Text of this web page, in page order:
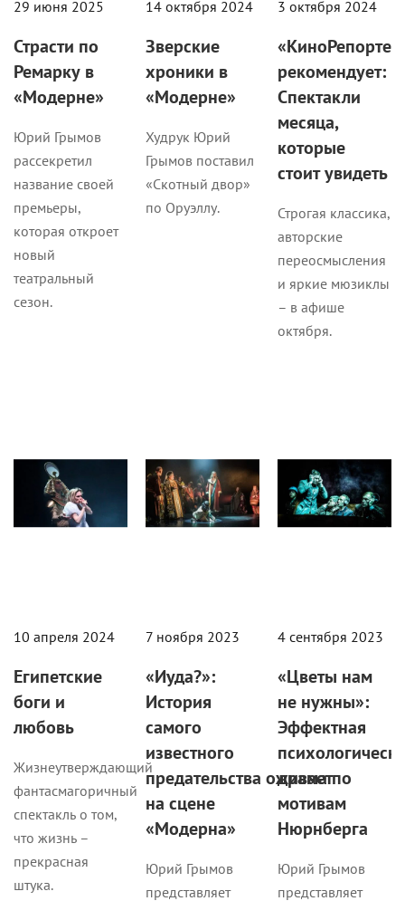
29 июня 2025
Страсти по
Ремарку в
«Модерне»
Юрий Грымов
рассекретил
название своей
премьеры,
которая откроет
новый
театральный
сезон.
14 октября 2024
Зверские
хроники в
«Модерне»
Худрук Юрий
Грымов поставил
«Скотный двор»
по Оруэллу.
3 октября 2024
рекомендует:
Спектакли
месяца,
которые
стоит увидеть
Строгая классика,
авторские
переосмысления
и яркие мюзиклы
– в афише
октября.
10 апреля 2024
Египетские
боги и
любовь
Жизнеутверждающий
фантасмагоричный
спектакль о том,
что жизнь –
прекрасная
штука.
7 ноября 2023
«Иуда?»:
История
самого
известного
предательства оживает
на сцене
«Модерна»
Юрий Грымов
представляет
4 сентября 2023
«Цветы нам
не нужны»:
Эффектная
драма по
мотивам
Нюрнберга
Юрий Грымов
представляет